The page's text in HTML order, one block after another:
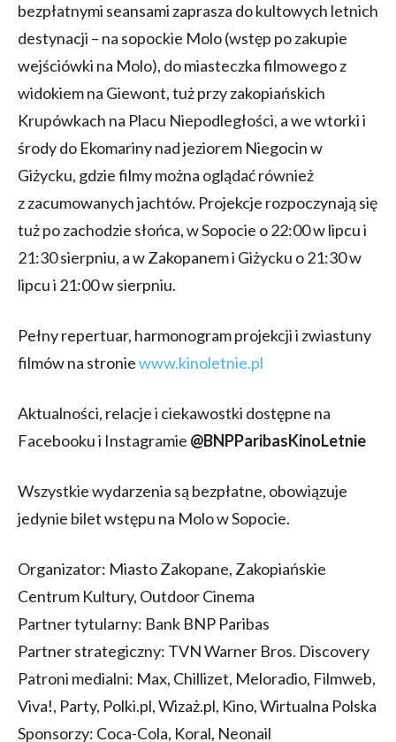
bezpłatnymi seansami zaprasza do kultowych letnich
destynacji – na sopockie Molo (wstęp po zakupie
wejściówki na Molo), do miasteczka filmowego z
widokiem na Giewont, tuż przy zakopiańskich
Krupówkach na Placu Niepodległości, a we wtorki i
środy do Ekomariny nad jeziorem Niegocin w
Giżycku, gdzie filmy można oglądać również
z zacumowanych jachtów. Projekcje rozpoczynają się
tuż po zachodzie słońca, w Sopocie o 22:00 w lipcu i
21:30 sierpniu, a w Zakopanem i Giżycku o 21:30 w
lipcu i 21:00 w sierpniu.
Pełny repertuar, harmonogram projekcji i zwiastuny
filmów na stroniewww.kinoletnie.pl
Aktualności, relacje i ciekawostki dostępne na
Facebooku i Instagramie @BNPParibasKinoLetnie
Wszystkie wydarzenia są bezpłatne, obowiązuje
jedynie bilet wstępu na Molo w Sopocie.
Organizator: Miasto Zakopane, Zakopiańskie
Centrum Kultury, Outdoor Cinema
Partner tytularny: Bank BNP Paribas
Partner strategiczny: TVN Warner Bros. Discovery
Patroni medialni: Max, Chillizet, Meloradio, Filmweb,
Viva!, Party, Polki.pl, Wizaż.pl, Kino, Wirtualna Polska
Sponsorzy: Coca-Cola, Koral, Neonail